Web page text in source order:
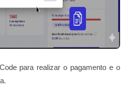
para realizar o pagamento e o